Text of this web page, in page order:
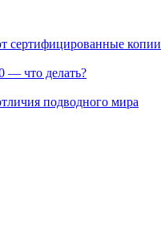
сертифицированные копии
— что делать?
подводного мира